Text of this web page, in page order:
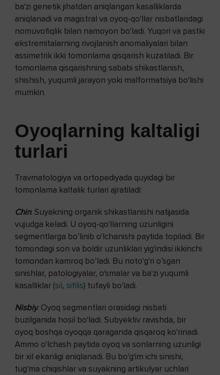
ba'zi genetik jihatdan aniqlangan kasalliklarda
aniqlanadi va magistral va oyoq-qo'llar nisbatlaridagi
nomuvofiqlik bilan namoyon bo'ladi. Yuqori va pastki
ekstremitalarning rivojlanish anomaliyalari bilan
assimetrik ikki tomonlama qisqarish kuzatiladi. Bir
tomonlama qisqarishning sababi shikastlanish,
shishish, yuqumli jarayon yoki malformatsiya bo'lishi
mumkin.
Oyoqlarning kaltaligi
turlari
Travmatologiya va ortopediyada quyidagi bir
tomonlama kaltalik turlari ajratiladi:
Chin. Suyakning organik shikastlanishi natijasida
vujudga keladi. U oyoq-qo'llarning uzunligini
segmentlarga bo’linib o'lchanishi paytida topiladi. Bir
tomondagi son va boldir uzunliklari yig'indisi ikkinchi
tomondan kamroq bo’ladi. Bu noto'g'ri o’sgan
sinishlar, patologiyalar, o'smalar va ba'zi yuqumli
kasalliklar (sil, sifilis) tufayli bo'ladi.
Nisbiy. Oyoq segmentlari orasidagi nisbati
buzilganida hosil bo'ladi. Subyektiv ravishda, bir
oyoq boshqa oyoqqa qaraganda qisqaroq ko'rinadi.
Ammo o'lchash paytida oyoq va sonlarning uzunligi
bir xil ekanligi aniqlanadi. Bu bo'g'im ichi sinishi,
tug'ma chiqishlar va suyakning artikulyar uchlari